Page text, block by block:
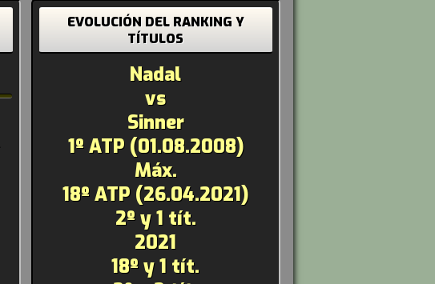
EVOLUCIÓN DEL RANKING Y
TÍTULOS
Nadal
vs
Sinner
1º ATP (01.08.2008)
Máx.
18º ATP (26.04.2021)
2º y 1 tít.
2021
18º y 1 tít.